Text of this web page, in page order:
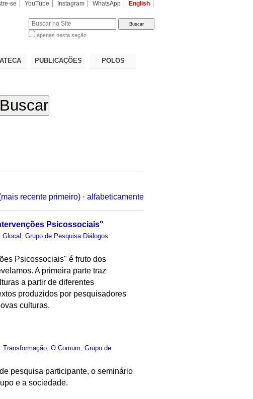
se YouTube Instagram WhatsApp English
apenas nesta seção
PUBLICAÇÕES POLOS
recente primeiro) · alfabeticamente
Psicossociais"
Glocal ,Grupo de Pesquisa Diálogos
Psicossociais" é fruto dos
A primeira parte traz
a partir de diferentes
produzidos por pesquisadores
culturas.
Transformação ,O Comum ,Grupo de
pesquisa participante, o seminário
e a sociedade.